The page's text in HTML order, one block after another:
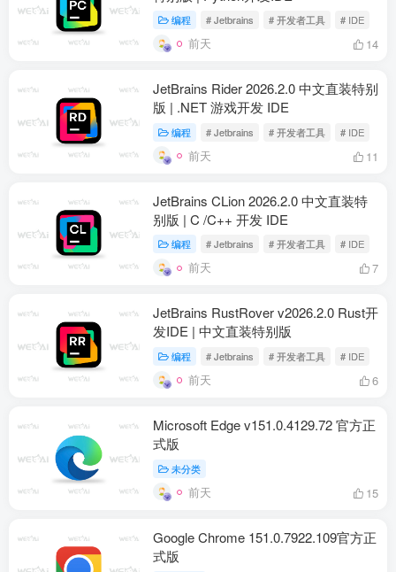
编程 # Jetbrains # 开发者工具 # IDE
前天 14
JetBrains Rider 2026.2.0 中文直装特别
版 | .NET 游戏开发 IDE
编程 # Jetbrains # 开发者工具 # IDE
前天 11
JetBrains CLion 2026.2.0 中文直装特
别版 | C /C++ 开发 IDE
编程 # Jetbrains # 开发者工具 # IDE
前天 7
JetBrains RustRover v2026.2.0 Rust开
发IDE | 中文直装特别版
编程 # Jetbrains # 开发者工具 # IDE
前天 6
Microsoft Edge v151.0.4129.72 官方正
式版
未分类
前天 15
Google Chrome 151.0.7922.109官方正
式版